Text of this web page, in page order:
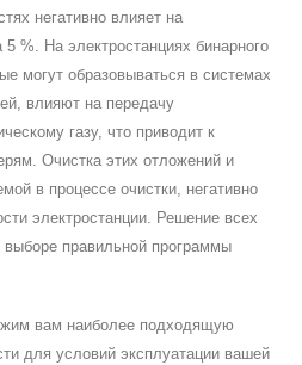
негативно влияет на
%. На электростанциях бинарного
могут образовываться в системах
влияют на передачу
газу, что приводит к
Очистка этих отложений и
в процессе очистки, негативно
электростанции. Решение всех
правильной программы
вам наиболее подходящую
для условий эксплуатации вашей